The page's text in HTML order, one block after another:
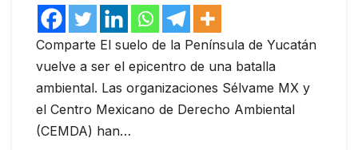
Comparte El suelo de la Península de Yucatán
vuelve a ser el epicentro de una batalla
ambiental. Las organizaciones Sélvame MX y
el Centro Mexicano de Derecho Ambiental
(CEMDA) han…